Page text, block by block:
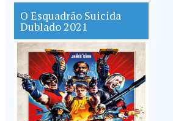
O Esquadrão Suicida
Dublado 2021